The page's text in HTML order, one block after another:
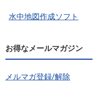
水中地図作成ソフト
お得なメールマガジン
メルマガ登録/解除